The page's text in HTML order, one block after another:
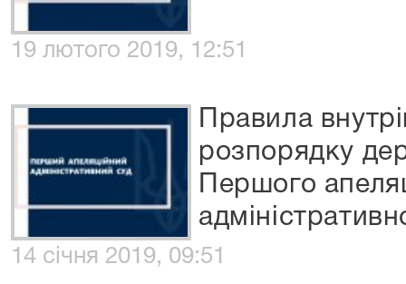
19 лютого 2019, 12:51
Правила
розпорядку
Першого
14 січня 2019, 09:51